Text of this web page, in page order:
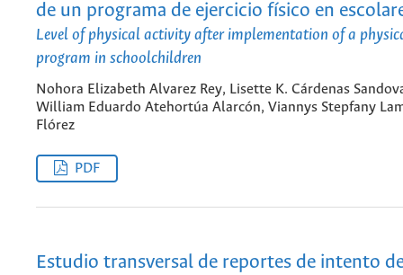
de un programa de ejercicio físico en
Level of physical activity after implementation of a
program in schoolchildren
Nohora Elizabeth Alvarez Rey, Lisette K. Cárdenas
William Eduardo Atehortúa Alarcón, Viannys Stepfany
Flórez
PDF
Estudio transversal de reportes de intento